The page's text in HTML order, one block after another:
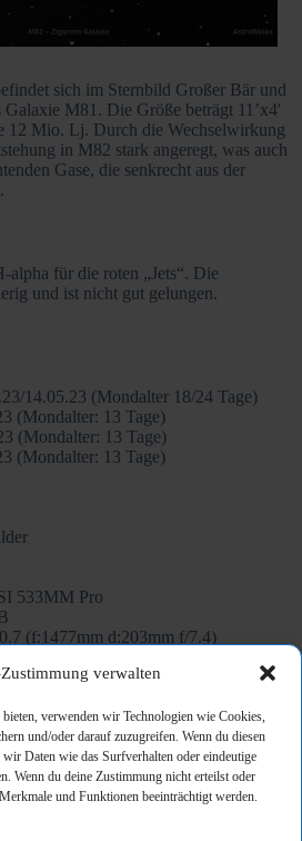
verwalten
verwenden wir Technologien wie Cookies,
und/oder darauf zuzugreifen. Wenn du diesen
Daten wie das Surfverhalten oder eindeutige
Wenn du deine Zustimmung nicht erteilst oder
und Funktionen beeinträchtigt werden.
sich im Sternbild Großer Bär und
M81. Die Größe beträgt 11’x4′
12 Mio. Lj. Durch die Wechselwirkung
in M82 stark angeregt, was auch
Gase, die senkrecht aus der
für die roten „Jets“. Die
und ist nicht gut gelungen.
14.05.23 (Mondalter 18/24 Tage)
(Mondalter: 13 Tage)
(Mondalter: 13 Tage)
(Mondalter: 13 Tage)
533MM Pro
(f:1477mm d:203mm f/7.4)
220 MM